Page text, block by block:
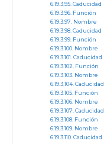
Caducidad
Función
Nombre
Caducidad
Función
Nombre
Caducidad
Función
Nombre
Caducidad
Función
Nombre
Caducidad
Función
Nombre
Caducidad